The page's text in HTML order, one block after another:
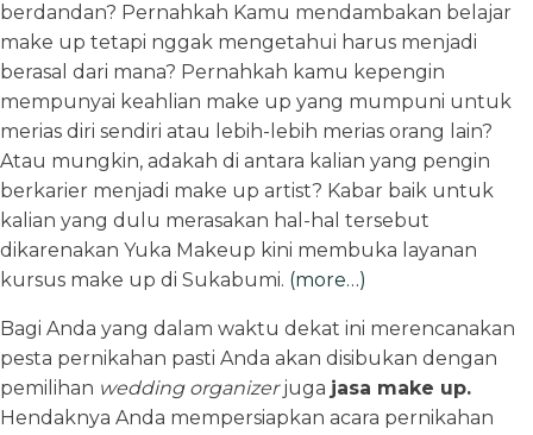
berdandan? Pernahkah Kamu mendambakan belajar
make up tetapi nggak mengetahui harus menjadi
berasal dari mana? Pernahkah kamu kepengin
mempunyai keahlian make up yang mumpuni untuk
merias diri sendiri atau lebih-lebih merias orang lain?
Atau mungkin, adakah di antara kalian yang pengin
berkarier menjadi make up artist? Kabar baik untuk
kalian yang dulu merasakan hal-hal tersebut
dikarenakan Yuka Makeup kini membuka layanan
kursus make up di Sukabumi. (more…)
Bagi Anda yang dalam waktu dekat ini merencanakan
pesta pernikahan pasti Anda akan disibukan dengan
pemilihan wedding organizerjuga jasa make up.
Hendaknya Anda mempersiapkan acara pernikahan